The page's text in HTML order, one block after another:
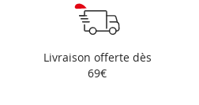
Livraison offerte dès
69€